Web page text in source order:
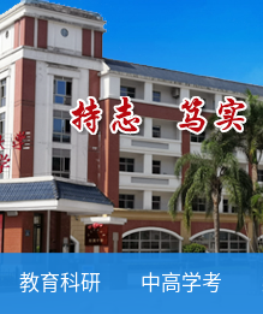
教育科研 中高学考